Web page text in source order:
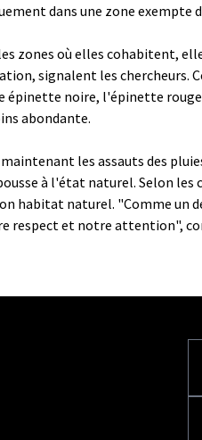
dans une zone exempte
zones où elles cohabitent,
signalent les chercheurs.
noire, l'épinette
abondante.
les assauts des
à l'état naturel. Selon les
habitat naturel. "Comme
respect et notre attention",